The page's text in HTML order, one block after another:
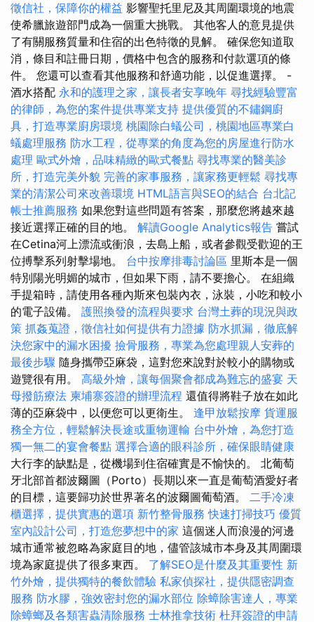
徵信社，保障你的權益 影響聖托里尼及其周圍環境的地震
使希臘旅遊部門成為一個重大挑戰。 其他客人的意見提供
了有關服務質量和住宿的出色特徵的見解。 確保您知道取
消，條目和註冊日期，價格中包含的服務和付款選項的條
件。 您還可以查看其他服務和舒適功能，以促進選擇。 -
酒水搭配 永和的護理之家，讓長者安享晚年 尋找經驗豐富
的律師，為您的案件提供專業支持 提供優質的不鏽鋼廚
具，打造專業廚房環境 桃園除白蟻公司，桃園地區專業白
蟻處理服務 防水工程，從專業的角度為您的房屋進行防水
處理 歐式外燴，品味精緻的歐式餐點 尋找專業的醫美診
所，打造完美外貌 完善的家事服務，讓家務更輕鬆 尋找專
業的清潔公司來改善環境 HTML語言與SEO的結合 台北記
帳士推薦服務 如果您對這些問題有答案，那麼您將越來越
接近選擇正確的目的地。 解讀Google Analytics報告 嘗試
在Cetina河上漂流或衝浪，去島上船，或者參觀受歡迎的王
位搏擊系列射擊場地。 台中按摩排毒討論區 里斯本是一個
特別陽光明媚的城市，但如果下雨，請不要擔心。 在組織
手提箱時，請使用各種內斯來包裝內衣，泳裝，小吃和較小
的電子設備。 護照換發的流程與要求 台灣土葬的現況與政
策 抓姦蒐證，徵信社如何提供有力證據 防水抓漏，徹底解
決您家中的漏水困擾 撿骨服務，專業為您處理親人安葬的
最後步驟 隨身攜帶亞麻袋，這對您來說對於較小的購物或
遊覽很有用。 高級外燴，讓每個聚會都成為難忘的盛宴 天
母撥筋療法 柬埔寨簽證的辦理流程 還值得將鞋子放在如此
薄的亞麻袋中，以便您可以更衛生。 逢甲放鬆按摩 貨運服
務全方位，輕鬆解決長途或重物運輸 台中外燴，為您打造
獨一無二的宴會餐點 選擇合適的眼科診所，確保眼睛健康
大行李的缺點是，從機場到住宿確實是不愉快的。 北葡萄
牙北部首都波爾圖（Porto）長期以來一直是葡萄酒愛好者
的目標，這要歸功於世界著名的波爾圖葡萄酒。 二手冷凍
櫃選擇，提供實惠的選項 新竹整骨服務 快速打掃技巧 優質
室內設計公司，打造您夢想中的家 這個迷人而浪漫的河邊
城市通常被忽略為家庭目的地，儘管該城市本身及其周圍環
境為家庭提供了很多東西。 了解SEO是什麼及其重要性 新
竹外燴，提供獨特的餐飲體驗 私家偵探社，提供隱密調查
服務 防水膠，強效密封您的漏水部位 除蟑除害達人，專業
除蟑螂及各類害蟲清除服務 士林推拿技術 杜拜簽證的申請